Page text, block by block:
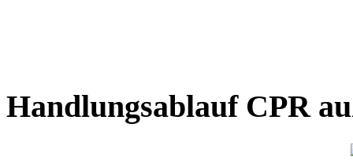
Handlungsablauf CPR